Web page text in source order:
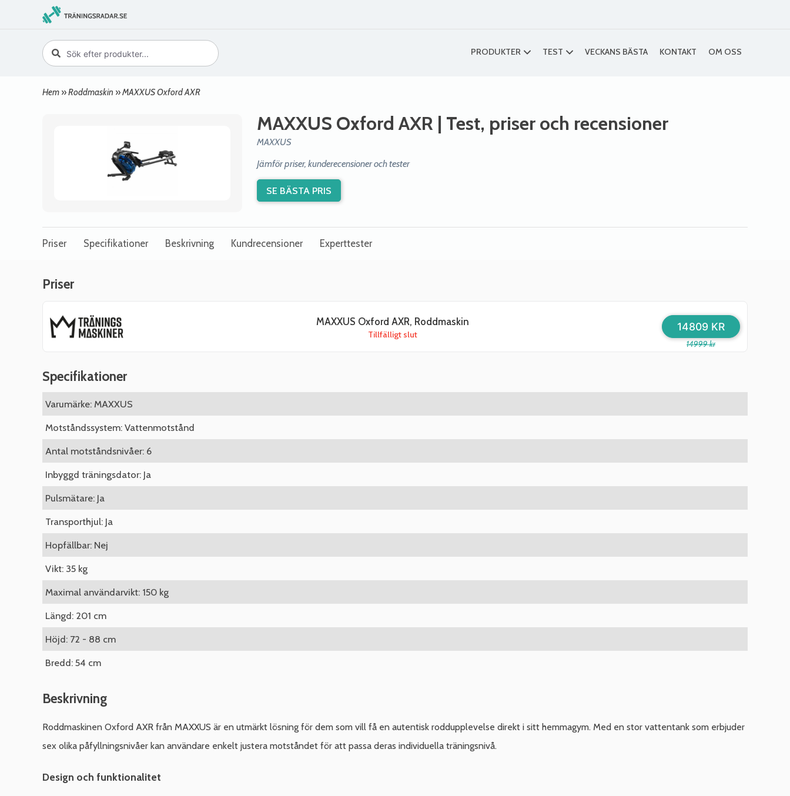
PRODUKTER TEST VECKANS BÄSTA KONTAKT OM OSS
Hem »Roddmaskin »MAXXUS Oxford AXR
MAXXUS Oxford AXR | Test, priser och recensioner
MAXXUS
Jämför priser, kunderecensioner och tester
SE BÄSTA PRIS
Priser Specifikationer Beskrivning Kundrecensioner Experttester
Priser
MAXXUS Oxford AXR, Roddmaskin
Tillfälligt slut
14999 kr
14809 KR
Specifikationer
Varumärke: MAXXUS
Motståndssystem: Vattenmotstånd
Antal motståndsnivåer: 6
Inbyggd träningsdator: Ja
Pulsmätare: Ja
Transporthjul: Ja
Hopfällbar: Nej
Vikt: 35 kg
Maximal användarvikt: 150 kg
Längd: 201 cm
Höjd: 72 - 88 cm
Bredd: 54 cm
Beskrivning
Roddmaskinen Oxford AXR från MAXXUS är en utmärkt lösning för dem som vill få en autentisk roddupplevelse direkt i sitt hemmagym. Med en stor vattentank som erbjuder
sex olika påfyllningsnivåer kan användare enkelt justera motståndet för att passa deras individuella träningsnivå.
Design och funktionalitet